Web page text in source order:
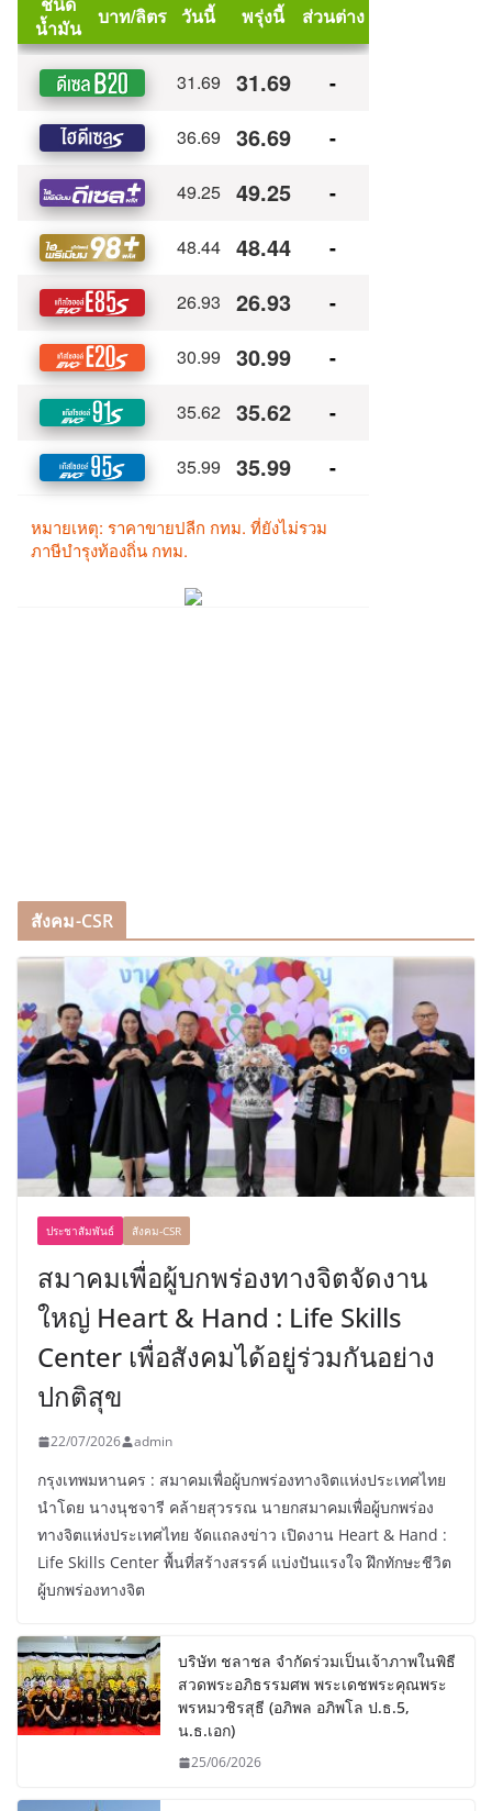
สังคม-CSR
ประชาสัมพันธ์ สังคม-CSR
สมาคมเพื่อผู้บกพร่องทางจิตจัดงาน
ใหญ่ Heart & Hand : Life Skills
Center เพื่อสังคมได้อยู่ร่วมกันอย่าง
ปกติสุข
22/07/2026 admin
กรุงเทพมหานคร : สมาคมเพื่อผู้บกพร่องทางจิตแห่งประเทศไทย
นำโดย นางนุชจารี คล้ายสุวรรณ นายกสมาคมเพื่อผู้บกพร่อง
ทางจิตแห่งประเทศไทย จัดแถลงข่าว เปิดงาน Heart & Hand :
Life Skills Center พื้นที่สร้างสรรค์ แบ่งปันแรงใจ ฝึกทักษะชีวิต
ผู้บกพร่องทางจิต
บริษัท ชลาชล จำกัดร่วมเป็นเจ้าภาพในพิธี
สวดพระอภิธรรมศพ พระเดชพระคุณพระ
พรหมวชิรสุธี (อภิพล อภิพโล ป.ธ.5,
น.ธ.เอก)
25/06/2026